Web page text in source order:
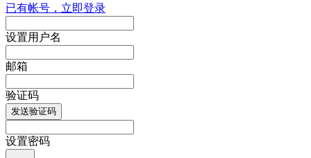
已有帐号，立即登录
设置用户名
邮箱
验证码
发送验证码
设置密码